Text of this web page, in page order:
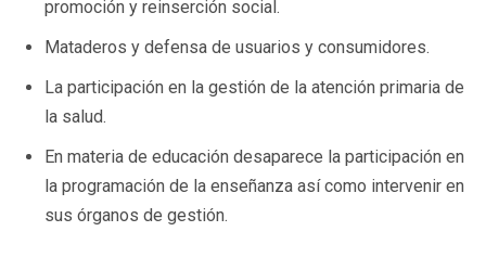
promoción y reinserción social.
Mataderos y defensa de usuarios y consumidores.
La participación en la gestión de la atención primaria de
la salud.
En materia de educación desaparece la participación en
la programación de la enseñanza así como intervenir en
sus órganos de gestión.